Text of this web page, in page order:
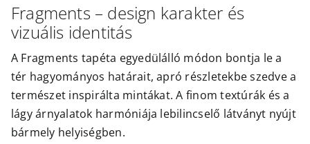
Fragments – design karakter és
vizuális identitás
A Fragments tapéta egyedülálló módon bontja le a
tér hagyományos határait, apró részletekbe szedve a
természet inspirálta mintákat. A finom textúrák és a
lágy árnyalatok harmóniája lebilincselő látványt nyújt
bármely helyiségben.